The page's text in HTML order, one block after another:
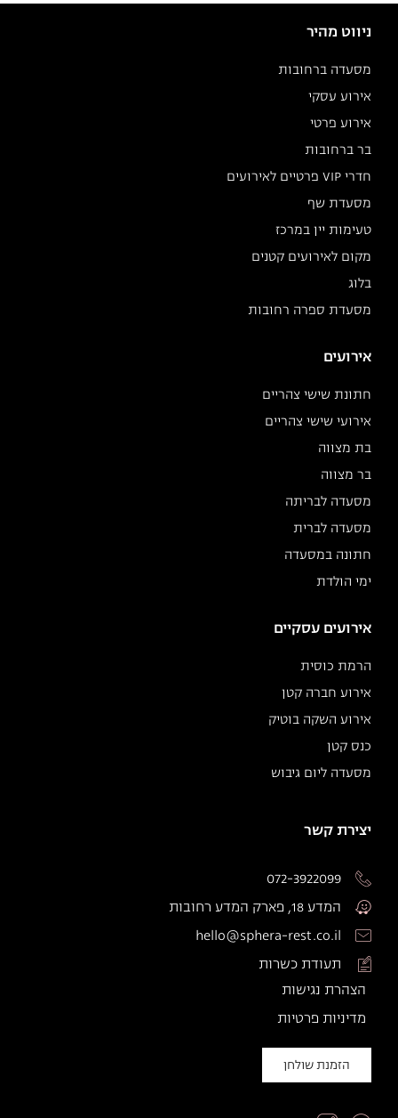
ניווט מהיר
מסעדה ברחובות
אירוע עסקי
אירוע פרטי
בר ברחובות
חדרי VIP פרטיים לאירועים
מסעדת שף
טעימות יין במרכז
מקום לאירועים קטנים
בלוג
מסעדת ספרה רחובות
אירועים
חתונת שישי צהריים
אירועי שישי צהריים
בת מצווה
בר מצווה
מסעדה לבריתה
מסעדה לברית
חתונה במסעדה
ימי הולדת
אירועים עסקיים
הרמת כוסית
אירוע חברה קטן
אירוע השקה בוטיק
כנס קטן
מסעדה ליום גיבוש
יצירת קשר
072-3922099
המדע 18, פארק המדע רחובות
hello@sphera-rest.co.il
תעודת כשרות
הצהרת נגישות
מדיניות פרטיות
הזמנת שולחן